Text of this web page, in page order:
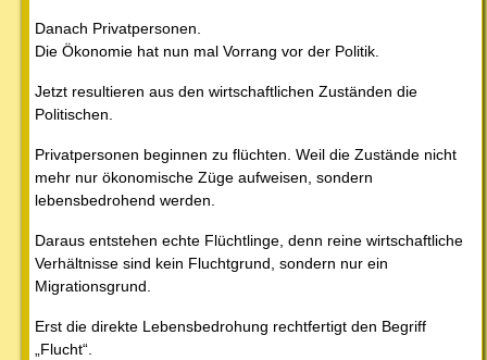
Danach Privatpersonen.
Die Ökonomie hat nun mal Vorrang vor der Politik.
Jetzt resultieren aus den wirtschaftlichen Zuständen die
Politischen.
Privatpersonen beginnen zu flüchten. Weil die Zustände nicht
mehr nur ökonomische Züge aufweisen, sondern
lebensbedrohend werden.
Daraus entstehen echte Flüchtlinge, denn reine wirtschaftliche
Verhältnisse sind kein Fluchtgrund, sondern nur ein
Migrationsgrund.
Erst die direkte Lebensbedrohung rechtfertigt den Begriff
„Flucht“.